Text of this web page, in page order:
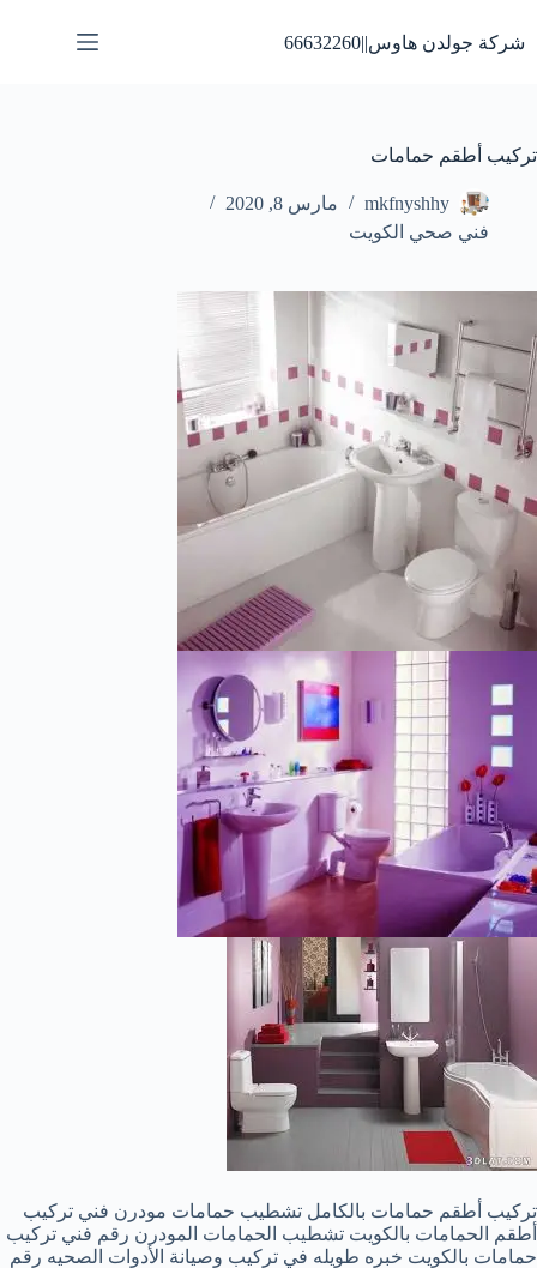
إلى
المحتوى
شركة جولدن هاوس||66632260
تركيب أطقم حمامات
mkfnyshhy
مارس 8, 2020
فني صحي الكويت
تركيب أطقم حمامات بالكامل تشطيب حمامات مودرن فني تركيب
أطقم الحمامات بالكويت تشطيب الحمامات المودرن رقم فني تركيب
حمامات بالكويت خبره طويله في تركيب وصيانة الأدوات الصحيه رقم